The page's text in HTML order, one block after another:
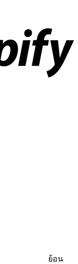
ย้อน